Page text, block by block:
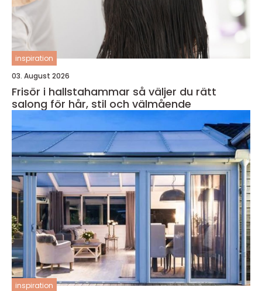
inspiration
03. August 2026
Frisör i hallstahammar så väljer du rätt
salong för hår, stil och välmående
inspiration